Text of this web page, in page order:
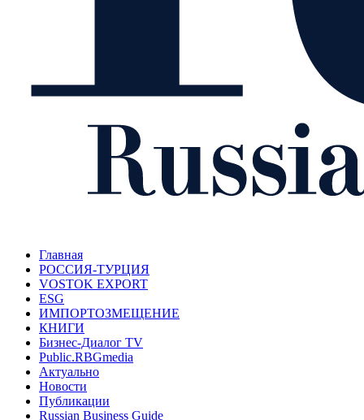
Главная
РОССИЯ-ТУРЦИЯ
VOSTOK EXPORT
ESG
ИМПОРТОЗМЕЩЕНИЕ
КНИГИ
Бизнес-Диалог TV
Public.RBGmedia
Актуально
Новости
Публикации
Russian Business Guide